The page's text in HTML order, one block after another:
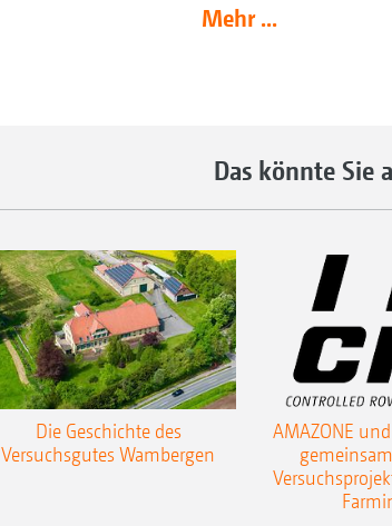
Mehr ...
Das könnte Sie
Die Geschichte des
Versuchsgutes Wambergen
AMAZONE